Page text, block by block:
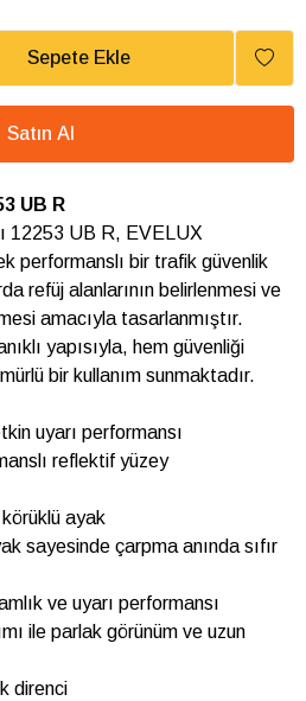
Sepete Ekle
Satın Al
UB R
12253 UB R, EVELUX
performanslı bir trafik güvenlik
refüj alanlarının belirlenmesi ve
amacıyla tasarlanmıştır.
yapısıyla, hem güvenliği
bir kullanım sunmaktadır.
uyarı performansı
reflektif yüzey
ayak
sayesinde çarpma anında sıfır
ve uyarı performansı
ile parlak görünüm ve uzun
direnci